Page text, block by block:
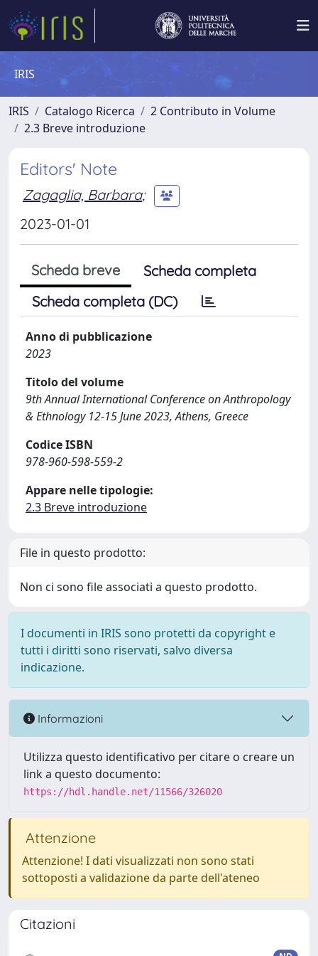
IRIS
IRIS Catalogo Ricerca
2 Contributo in Volume
2.3 Breve introduzione
Editors' Note
Zagaglia, Barbara;
2023-01-01
Scheda breve
Scheda completa
Scheda completa (DC)
Anno di pubblicazione
2023
Titolo del volume
9th Annual International Conference on Anthropology
& Ethnology 12-15 June 2023, Athens, Greece
Codice ISBN
978-960-598-559-2
Appare nelle tipologie:
2.3 Breve introduzione
File in questo prodotto:
Non ci sono file associati a questo prodotto.
I documenti in IRIS sono protetti da copyright e
tutti i diritti sono riservati, salvo diversa
indicazione.
Informazioni
Utilizza questo identificativo per citare o creare un
link a questo documento:
https://hdl.handle.net/11566/326020
Attenzione
Attenzione! I dati visualizzati non sono stati
sottoposti a validazione da parte dell'ateneo
Citazioni